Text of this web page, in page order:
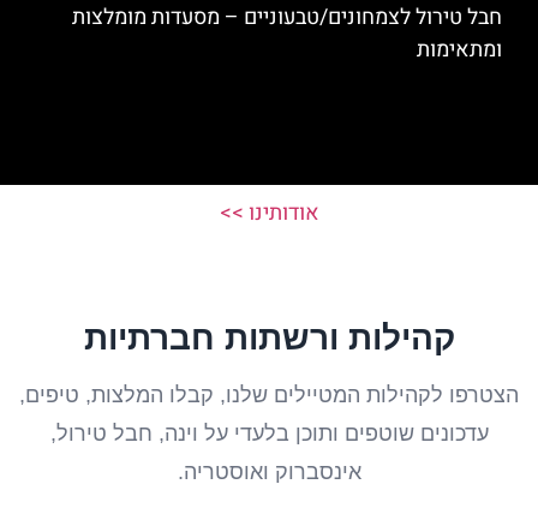
חבל טירול לצמחונים/טבעוניים – מסעדות מומלצות
ומתאימות
אודותינו >>
קהילות ורשתות חברתיות
הצטרפו לקהילות המטיילים שלנו, קבלו המלצות, טיפים,
עדכונים שוטפים ותוכן בלעדי על וינה, חבל טירול,
אינסברוק ואוסטריה.